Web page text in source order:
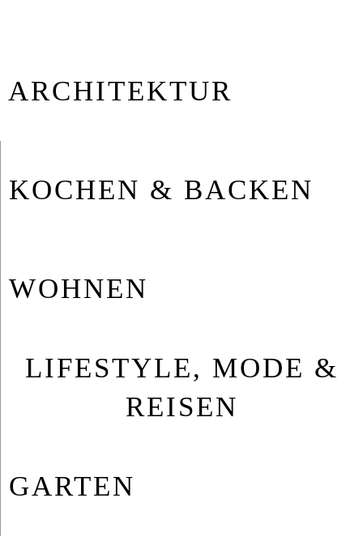
ARCHITEKTUR
KOCHEN & BACKEN
WOHNEN
LIFESTYLE, MODE &
REISEN
GARTEN